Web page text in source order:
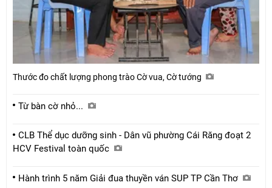
Thước đo chất lượng phong trào Cờ vua, Cờ tướng
Từ bàn cờ nhỏ...
CLB Thể dục dưỡng sinh - Dân vũ phường Cái Răng đoạt 2
HCV Festival toàn quốc
Hành trình 5 năm Giải đua thuyền ván SUP TP Cần Thơ